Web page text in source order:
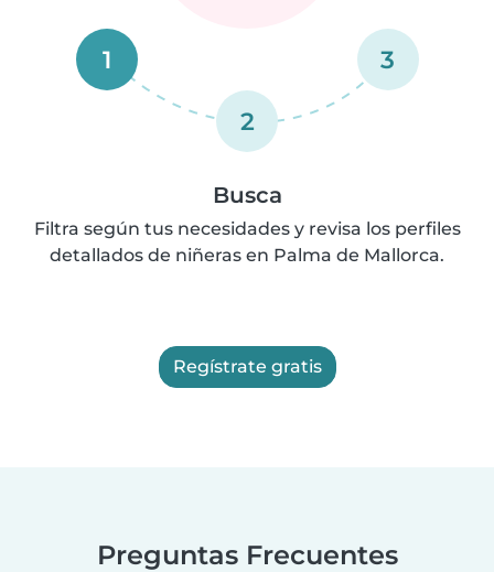
1
2
3
Busca
Filtra según tus necesidades y revisa los perfiles
detallados de niñeras en Palma de Mallorca.
Regístrate gratis
Preguntas Frecuentes